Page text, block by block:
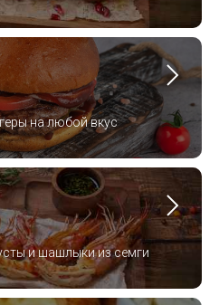
на любой вкус
и шашлыки из семги